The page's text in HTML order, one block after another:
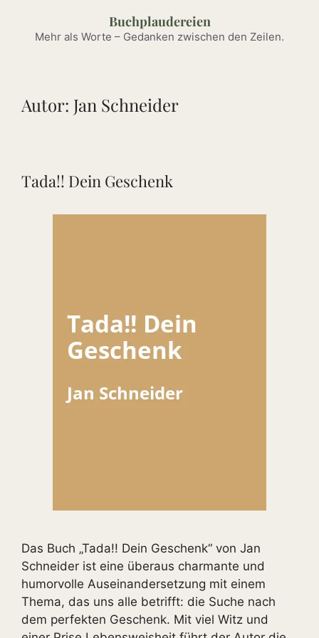
springen
Buchplaudereien
Mehr als Worte – Gedanken zwischen den Zeilen.
Autor: Jan Schneider
Tada!! Dein Geschenk
Das Buch „Tada!! Dein Geschenk“ von Jan
Schneider ist eine überaus charmante und
humorvolle Auseinandersetzung mit einem
Thema, das uns alle betrifft: die Suche nach
dem perfekten Geschenk. Mit viel Witz und